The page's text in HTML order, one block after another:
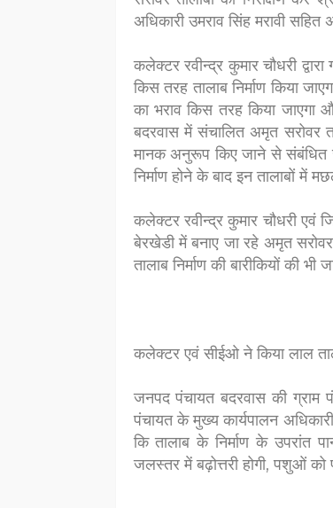
अधिकारी उमराव सिंह मरावी
कलेक्टर रवीन्द्र कुमार चौधरी
किस तरह तालाब निर्माण किया
का भराव किस तरह किया जाएगा
बदरवास में संचालित अमृत सरोवर
मानक अनुरूप किए जाने से संबंधित
निर्माण होने के बाद इन तालाबों में
कलेक्टर रवीन्द्र कुमार चौधरी एवं
बेरखेडी में बनाए जा रहे अमृत
तालाब निर्माण की बारीकियों की भी
कलेक्टर एवं सीईओ ने किया लाल
जनपद पंचायत बदरवास की ग्राम
पंचायत के मुख्य कार्यपालन अधिकारी
कि तालाब के निर्माण के उपरांत
जलस्तर में बढ़ोत्तरी होगी, पशुओं को